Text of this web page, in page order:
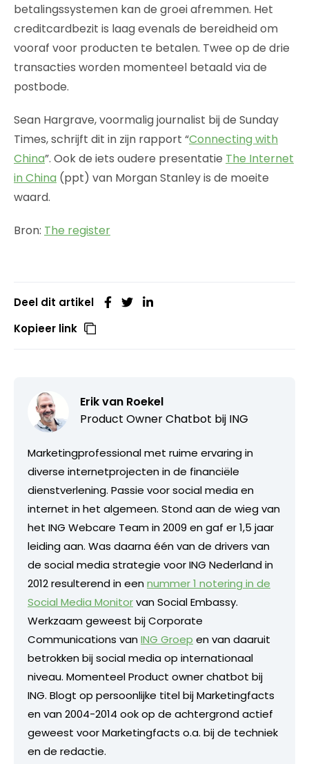
betalingssystemen kan de groei afremmen. Het
creditcardbezit is laag evenals de bereidheid om
vooraf voor producten te betalen. Twee op de drie
transacties worden momenteel betaald via de
postbode.
Sean Hargrave, voormalig journalist bij de Sunday
Times, schrijft dit in zijn rapport “Connecting with
China”. Ook de iets oudere presentatie The Internet
in China (ppt) van Morgan Stanley is de moeite
waard.
Bron: The register
Deel dit artikel
Kopieer link
Erik van Roekel
Product Owner Chatbot bij ING
Marketingprofessional met ruime ervaring in
diverse internetprojecten in de financiële
dienstverlening. Passie voor social media en
internet in het algemeen. Stond aan de wieg van
het ING Webcare Team in 2009 en gaf er 1,5 jaar
leiding aan. Was daarna één van de drivers van
de social media strategie voor ING Nederland in
2012 resulterend in eennummer 1 notering in de
Social Media Monitorvan Social Embassy.
Werkzaam geweest bij Corporate
Communications vanING Groep en van daaruit
betrokken bij social media op internationaal
niveau. Momenteel Product owner chatbot bij
ING. Blogt op persoonlijke titel bij Marketingfacts
en van 2004-2014 ook op de achtergrond actief
geweest voor Marketingfacts o.a. bij de techniek
en de redactie.